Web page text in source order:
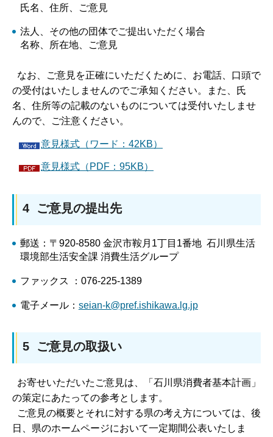
氏名、住所、ご意見
法人、その他の団体でご提出いただく場合
名称、所在地、ご意見
なお、ご意見を正確にいただくために、お電話、口頭で
の受付はいたしませんのでご承知ください。また、氏
名、住所等の記載のないものについては受付いたしませ
んので、ご注意ください。
意見様式（ワード：42KB）
意見様式（PDF：95KB）
4 ご意見の提出先
郵送：〒920-8580 金沢市鞍月1丁目1番地 石川県生活
環境部生活安全課 消費生活グループ
ファックス ：076-225-1389
電子メール： seian-k@pref.ishikawa.lg.jp
5 ご意見の取扱い
お寄せいただいたご意見は、「石川県消費者基本計画」
の策定にあたっての参考とします。
ご意見の概要とそれに対する県の考え方については、後
日、県のホームページにおいて一定期間公表いたしま